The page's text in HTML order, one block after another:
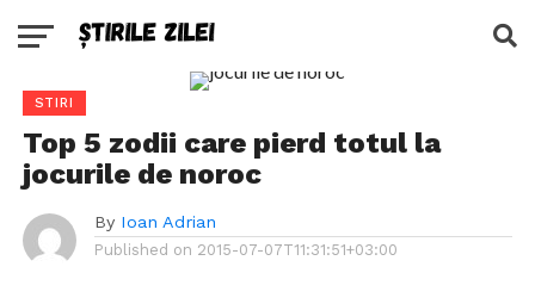
STIRI
Top 5 zodii care pierd totul la
jocurile de noroc
By Ioan Adrian
Published on 2015-07-07T11:31:51+03:00